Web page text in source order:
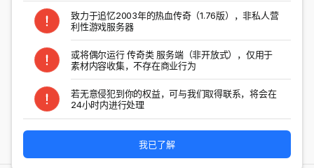
掉落怪物
以上结果对所有特殊爆率进行检索
致力于追忆2003年的热血传奇（1.76版），非私人营
利性游戏服务器
或将偶尔运行 传奇类 服务端（非开放式），仅用于
素材内容收集，不存在商业行为
若无意侵犯到你的权益，可与我们取得联系，将会在
24小时内进行处理
我已了解